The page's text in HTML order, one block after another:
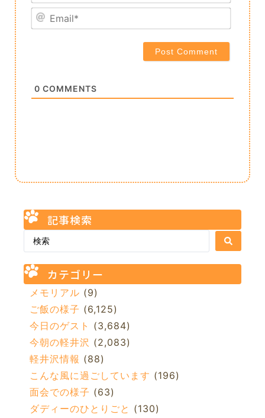
Email*
0 COMMENTS
記事検索
カテゴリー
メモリアル (9)
ご飯の様子 (6,125)
今日のゲスト (3,684)
今朝の軽井沢 (2,083)
軽井沢情報 (88)
こんな風に過ごしています (196)
面会での様子 (63)
ダディーのひとりごと (130)